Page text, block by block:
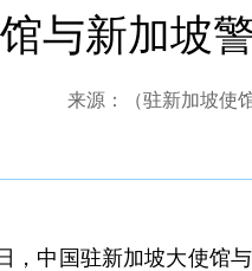
与新加坡
来源：（驻新加坡使
中国驻新加坡大使馆